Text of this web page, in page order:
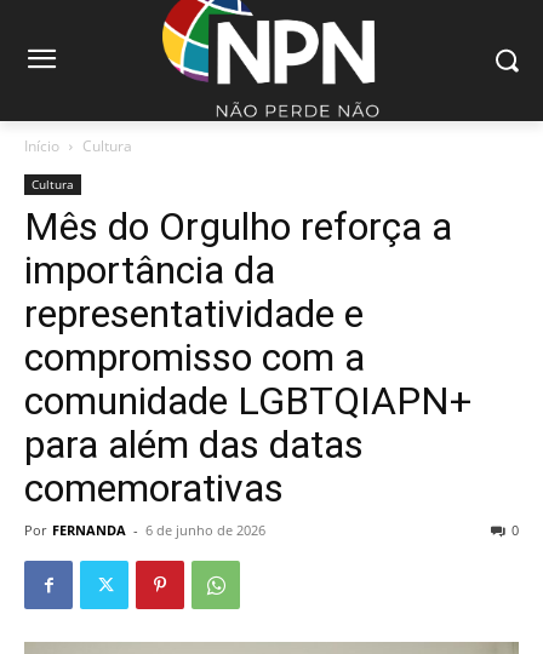
Início Cultura
Cultura
Mês do Orgulho reforça a
importância da
representatividade e
compromisso com a
comunidade LGBTQIAPN+
para além das datas
comemorativas
Por FERNANDA - 6 de junho de 2026 0